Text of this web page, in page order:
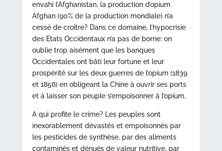
envahi l’Afghanistan, la production d’opium
Afghan (90% de la production mondiale) n’a
cessé de croître? Dans ce domaine, l’hypocrisie
des Etats Occidentaux n’a pas de borne: on
oublie trop aisément que les banques
Occidentales ont bâti leur fortune et leur
prospérité sur les deux guerres de l’opium (1839
et 1856) en obligeant la Chine à ouvrir ses ports
et à laisser son peuple s’empoisonner à l’opium.
A qui profite le crime? Les peuples sont
inexorablement dévastés et empoisonnés par
les pesticides de synthèse, par des aliments
contaminés et dénués de valeur nutritive, par